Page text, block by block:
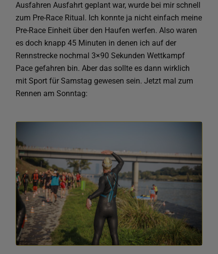
Ausfahren Ausfahrt geplant war, wurde bei mir schnell
zum Pre-Race Ritual. Ich konnte ja nicht einfach meine
Pre-Race Einheit über den Haufen werfen. Also waren
es doch knapp 45 Minuten in denen ich auf der
Rennstrecke nochmal 3×90 Sekunden Wettkampf
Pace gefahren bin. Aber das sollte es dann wirklich
mit Sport für Samstag gewesen sein. Jetzt mal zum
Rennen am Sonntag: